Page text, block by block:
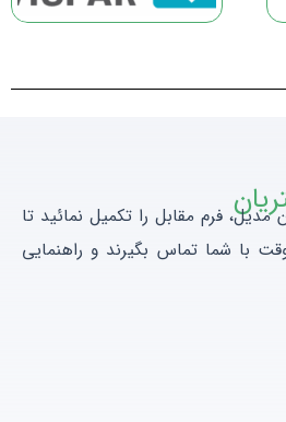
فرم مقابل را تکمیل نمائید تا
با شما تماس بگیرند و راهنمایی